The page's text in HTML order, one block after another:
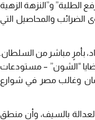
الطلبة” و”النزهة الزهية
الضرائب والمحاصيل التي
بأمرٍ مباشر من السلطان.
“الشون” – مستودعات
وغالب مصر في شوارع
بالسيف، وأن منطق